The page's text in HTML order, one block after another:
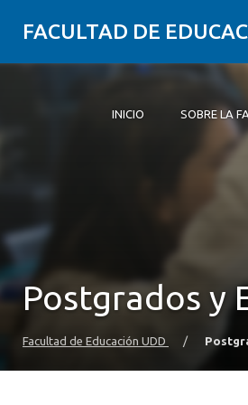
FACULTAD DE
INICIO SOBRE LA
Postgrado y Educación
Postgrados y
Facultad de Educación UDD /